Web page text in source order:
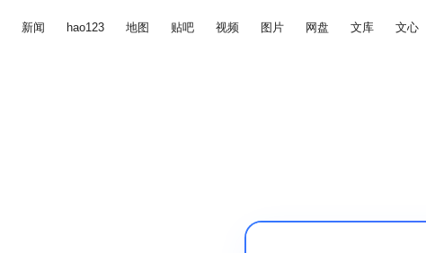
新闻 hao123 地图 贴吧 视频 图片 网盘 文库 文心